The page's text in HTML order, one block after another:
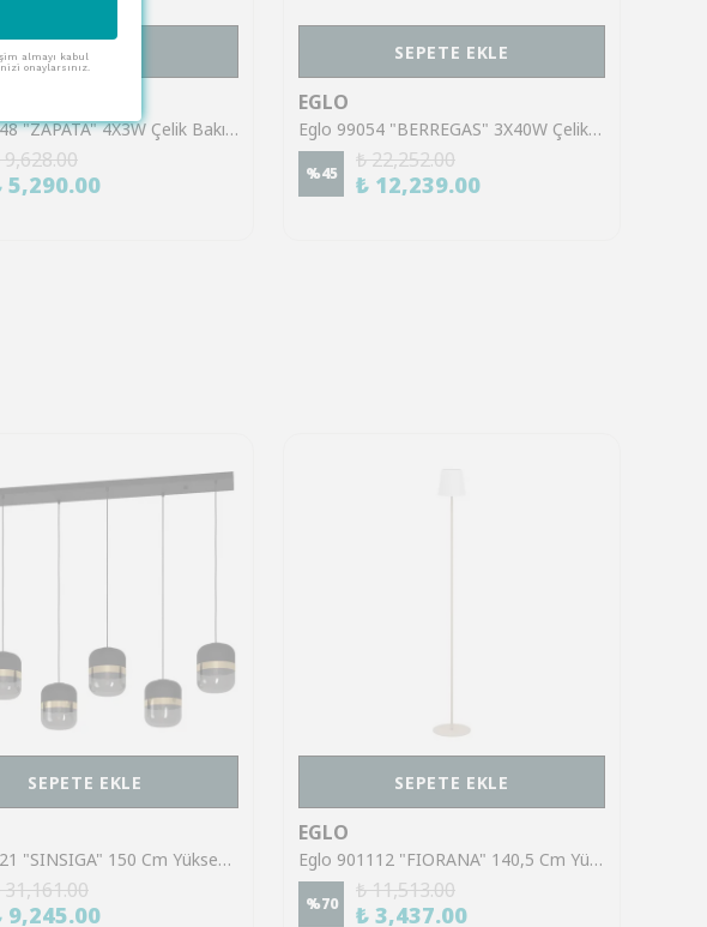
SEPETE EKLE
Eglo 95548 "ZAPATA" 4X3W Çelik Bakır Sıva Üstü Spot
9,628.00
5,290.00
SEPETE EKLE
EGLO
Eglo 99054 "BERREGAS" 3X40W Çelik Siyah, Krom Sıva Üstü Spot
%45
₺ 22,252.00
₺ 12,239.00
SEPETE EKLE
Eglo 39921 "SINSIGA" 150 Cm Yüksekliğinde Çelik Siyah Sarkıt Avize
31,161.00
9,245.00
SEPETE EKLE
EGLO
Eglo 901112 "FIORANA" 140,5 Cm Yüksekliğinde Çelik Köşe Lambası Lambader
%70
₺ 11,513.00
₺ 3,437.00
almayı kabul
onaylarsınız.